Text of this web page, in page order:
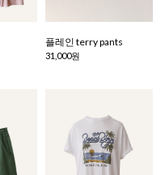
플레인 terry pants
31,000원